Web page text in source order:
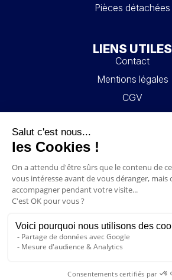
Pièces détachées
LIENS UTILES
Contact
Mentions légales
CGV
Mon compte
NOUS SUIVRE
4.6/5